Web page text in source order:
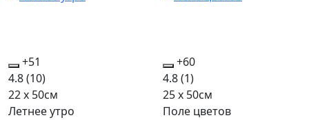
+51
4.8(10)
22 x 50см
Летнее утро
+60
4.8(1)
25 x 50см
Поле цветов